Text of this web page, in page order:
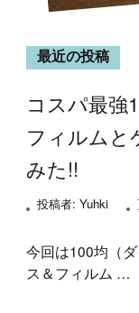
最近の投稿
コスパ最強
フィルムと
みた!!
投稿者: Yuhki
今回は100均（
ス＆フィルム …